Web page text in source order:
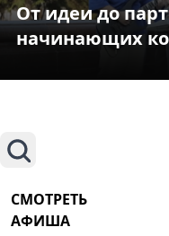
От идеи до
начинающих
Поиск
СМОТРЕТЬ
АФИША